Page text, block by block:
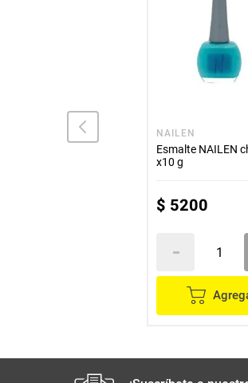
NAILEN
Esmalte NAILEN
x10 g
$ 5200